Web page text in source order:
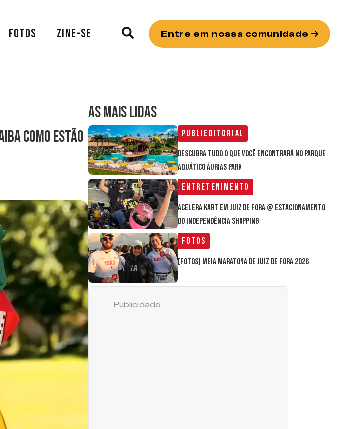
FOTOS ZINE-SE Entre em nossa comunidade
como estão
AS MAIS LIDAS
Publieditorial
Descubra tudo o que você encontrará no parque
aquático Áurias Park
Entretenimento
Acelera Kart em Juiz de Fora @ estacionamento
do Independência Shopping
Fotos
[FOTOS] Meia Maratona de Juiz de Fora 2026
Publicidade